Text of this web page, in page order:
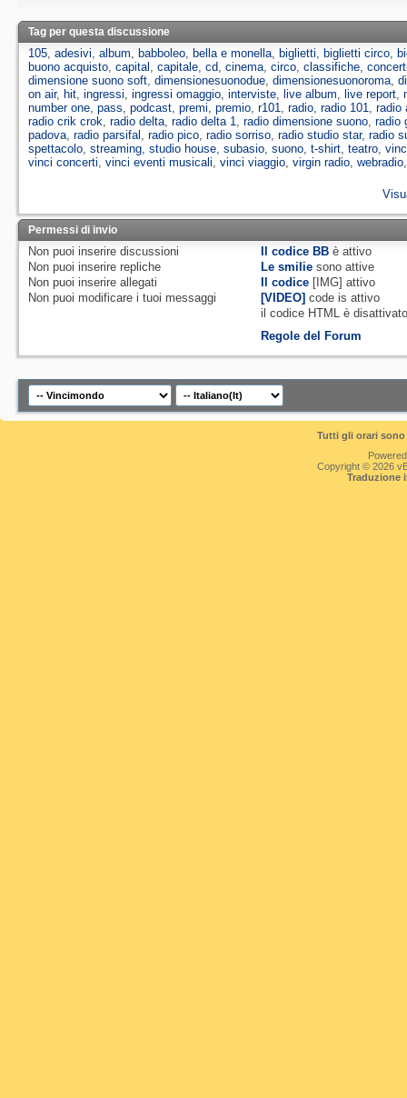
Tag per questa discussione
105, adesivi, album, babboleo, bella e monella, biglietti, biglietti circo,
buono acquisto, capital , capitale, cd, cinema, circo, classifiche,
dimensione suono soft, dimensionesuonodue, dimensionesuonoroma,
on air, hit, ingressi, ingressi omaggio, interviste, live album, live report,
number one, pass, podcast, premi, premio, r101, radio, radio 101, radio
radio crik crok, radio delta, radio delta 1, radio dimensione suono, radio
padova, radio parsifal , radio pico, radio sorriso, radio studio star, radio
spettacolo, streaming, studio house, subasio, suono, t-shirt, teatro,
vinci concerti, vinci eventi musicali, vinci viaggio, virgin radio, webradio
Permessi di invio
Non puoi inserire discussioni
Non puoi inserire repliche
Non puoi inserire allegati
Non puoi modificare i tuoi messaggi
Il codice BB èattivo
Le smilie sono attive
Il codice [IMG]attivo
[VIDEO] code isattivo
il codice HTML è
Regole del Forum
Tutti gli orari
Copyright © 2026
Traduzione